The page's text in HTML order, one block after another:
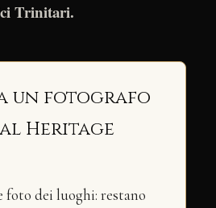
Trinitari.
un fotografo
Heritage
dei luoghi: restano